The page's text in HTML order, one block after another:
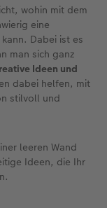
wohin mit dem
eine
Dabei ist es
man sich ganz
Ideen und
dabei helfen, mit
stilvoll und
leeren Wand
Ideen, die Ihr